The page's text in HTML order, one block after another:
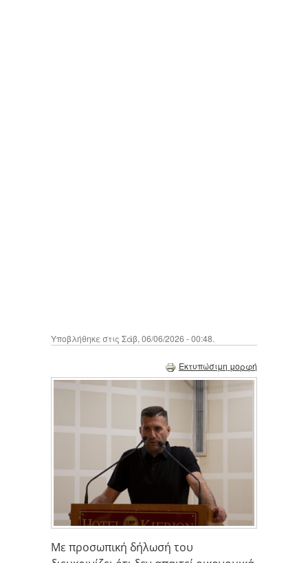
Υποβλήθηκε στις Σάβ, 06/06/2026 - 00:48.
Εκτυπώσιμη μορφή
Mε προσωπική δήλωσή του